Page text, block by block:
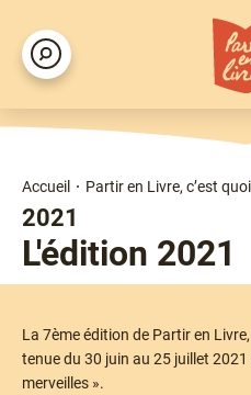
Aller
au
contenu
principal
Rechercher
d'Ariane
Accueil Partir en Livre, c’est
2021
L'édition 2021
La 7ème édition de Partir en
tenue du 30 juin au 25 juillet
merveilles ».